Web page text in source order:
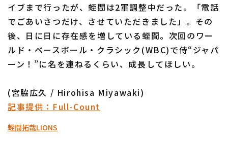
イブまで行ったが、蛭間は2軍調整中だった。「電話
でごあいさつだけ、させていただきました」。その
後、日に日に存在感を増している蛭間。次回のワー
ルド・ベースボール・クラシック(WBC)で侍“ジャパ
ーン！”に名を連ねるくらい、成長してほしい。
(宮脇広久 / Hirohisa Miyawaki)
記事提供：Full-Count
蛭間拓哉LIONS